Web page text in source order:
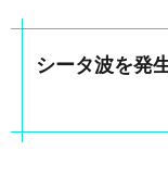
シータ波を発